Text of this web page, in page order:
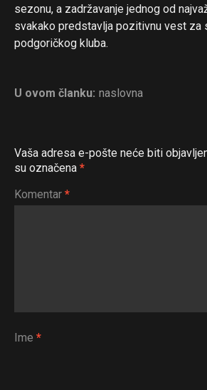
sezonu, a zadržavanje jednog od
svakako predstavlja pozitivnu vest za
podgoričkog kluba.
U ovom članku: naslovna
Vaša adresa e-pošte neće biti
su označena *
Komentar *
Ime *